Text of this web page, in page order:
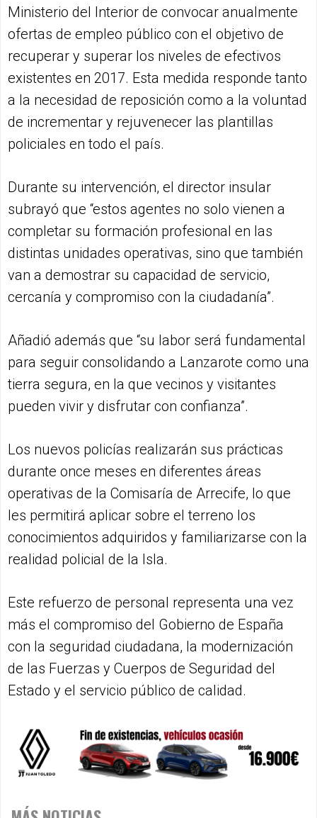
Ministerio del Interior de convocar anualmente
ofertas de empleo público con el objetivo de
recuperar y superar los niveles de efectivos
existentes en 2017. Esta medida responde tanto
a la necesidad de reposición como a la voluntad
de incrementar y rejuvenecer las plantillas
policiales en todo el país.
Durante su intervención, el director insular
subrayó que “estos agentes no solo vienen a
completar su formación profesional en las
distintas unidades operativas, sino que también
van a demostrar su capacidad de servicio,
cercanía y compromiso con la ciudadanía”.
Añadió además que “su labor será fundamental
para seguir consolidando a Lanzarote como una
tierra segura, en la que vecinos y visitantes
pueden vivir y disfrutar con confianza”.
Los nuevos policías realizarán sus prácticas
durante once meses en diferentes áreas
operativas de la Comisaría de Arrecife, lo que
les permitirá aplicar sobre el terreno los
conocimientos adquiridos y familiarizarse con la
realidad policial de la Isla.
Este refuerzo de personal representa una vez
más el compromiso del Gobierno de España
con la seguridad ciudadana, la modernización
de las Fuerzas y Cuerpos de Seguridad del
Estado y el servicio público de calidad.